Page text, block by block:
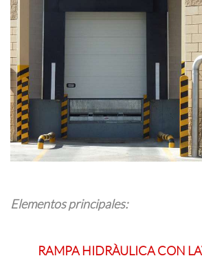
Elementos principales:
RAMPA HIDRÀULICA CON